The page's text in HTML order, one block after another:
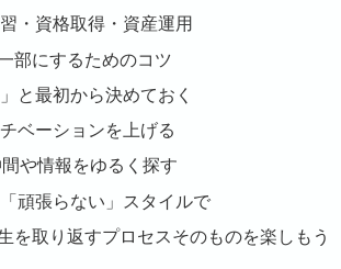
・資格取得・資産運用
部にするためのコツ
と最初から決めておく
ベーションを上げる
や情報をゆるく探す
頑張らない」スタイルで
を取り返すプロセスそのものを楽しもう